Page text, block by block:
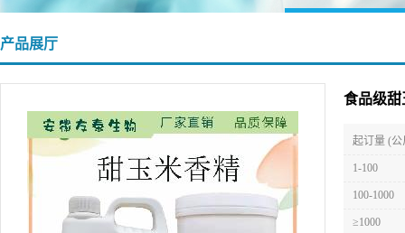
产品展厅
食品级甜
起订量 (公
1-100
100-1000
≥1000